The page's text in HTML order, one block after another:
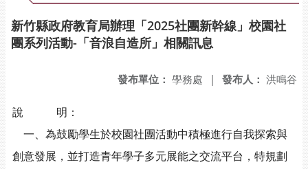
新竹縣政府教育局辦理「2025社團新幹線」校園社
團系列活動-「音浪自造所」相關訊息
發布人： 洪鳴谷
發布單位： 學務處 |
說 明：
一、為鼓勵學生於校園社團活動中積極進行自我探索與
創意發展，並打造青年學子多元展能之交流平台，特規劃